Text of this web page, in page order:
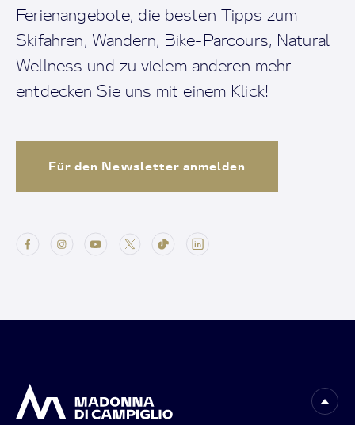
Ferienangebote, die besten Tipps zum
Skifahren, Wandern, Bike-Parcours, Natural
Wellness und zu vielem anderen mehr –
entdecken Sie uns mit einem Klick!
Für den Newsletter anmelden